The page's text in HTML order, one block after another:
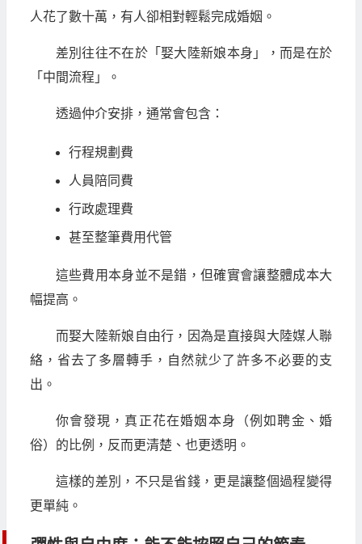
人花了數十萬，有人卻相對輕鬆完成婚姻。
差別往往不在於「娶大陸新娘本身」，而是在於
「中間流程」。
透過仲介安排，通常會包含：
行程規劃費
人員陪同費
行政處理費
甚至整筆費用代管
這些費用本身並不是錯，但確實會讓整體成本大
幅提高。
而娶大陸新娘自由行，因為是直接與大陸媒人聯
絡，省去了多層轉手，自然就少了許多不必要的支
出。
你會發現，真正花在婚姻本身（例如聘金、婚
俗）的比例，反而更清楚、也更透明。
這樣的差別，不只是省錢，更是讓整個過程變得
更單純。